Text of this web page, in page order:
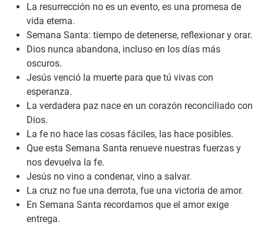
La resurrección no es un evento, es una promesa de
vida eterna.
Semana Santa: tiempo de detenerse, reflexionar y orar.
Dios nunca abandona, incluso en los días más
oscuros.
Jesús venció la muerte para que tú vivas con
esperanza.
La verdadera paz nace en un corazón reconciliado con
Dios.
La fe no hace las cosas fáciles, las hace posibles.
Que esta Semana Santa renueve nuestras fuerzas y
nos devuelva la fe.
Jesús no vino a condenar, vino a salvar.
La cruz no fue una derrota, fue una victoria de amor.
En Semana Santa recordamos que el amor exige
entrega.